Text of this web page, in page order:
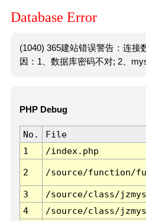
Database Error
(1040) 365建站错误警告：连接
因：1、数据库密码不对; 2、
PHP Debug
No. File
1
/index.php
2 /source/function/
3 /source/class/
4
/source/class/